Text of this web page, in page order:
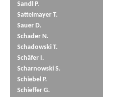
Sandl P.
Sattelmayer T.
Sauer D.
Schader N.
Schadowski T.
Schäfer I.
Scharnowski S.
Schiebel P.
Schieffer G.